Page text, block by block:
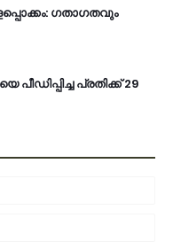
ഗതാഗതവും
പ്രതിക്ക് 29